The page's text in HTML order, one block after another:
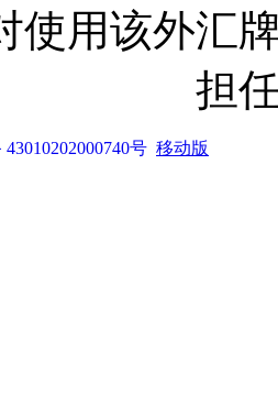
使用该外汇
担
号 移动版